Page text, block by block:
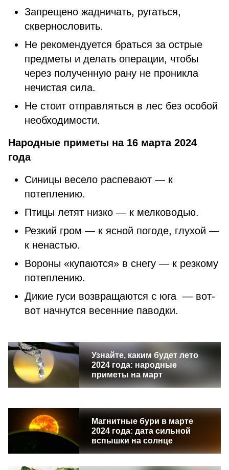
Запрещено жадничать, ругаться,
сквернословить.
Не рекомендуется браться за острые
предметы и делать операции, чтобы
через полученную рану не проникла
нечистая сила.
Не стоит отправляться в лес без особой
необходимости.
Народные приметы на 16 марта 2024
года
Синицы весело распевают — к
потеплению.
Птицы летят низко — к мелководью.
Резкий гром — к ясной погоде, глухой —
к ненастью.
Вороны «купаются» в снегу — к резкому
потеплению.
Дикие гуси возвращаются с юга — вот-
вот начнутся весенние паводки.
Узнайте, каким будет лето
2024 года: народные
приметы на март
Магнитные бури в марте
2024 года: дата сильной
вспышки на солнце